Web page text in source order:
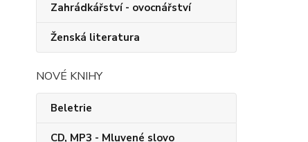
Zahrádkářství - ovocnářství
Ženská literatura
NOVÉ KNIHY
Beletrie
CD, MP3 - Mluvené slovo